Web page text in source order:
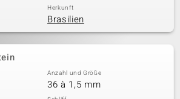
Herkunft
Brasilien
Anzahl und Größe
36 à 1,5 mm